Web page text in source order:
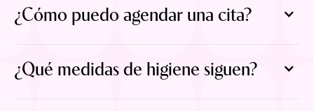
¿Cómo puedo agendar una cita?
¿Qué medidas de higiene siguen?